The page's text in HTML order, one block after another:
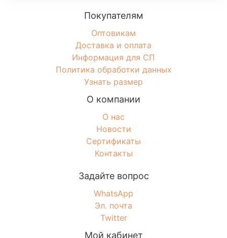
Покупателям
Оптовикам
Доставка и оплата
Информация для СП
Политика обработки данных
Узнать размер
О компании
О нас
Новости
Сертификаты
Контакты
Задайте вопрос
WhatsApp
Эл. почта
Twitter
Мой кабинет